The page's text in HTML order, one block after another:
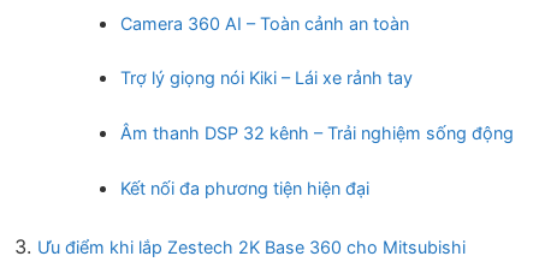
Camera 360 AI – Toàn cảnh an toàn
Trợ lý giọng nói Kiki – Lái xe rảnh tay
Âm thanh DSP 32 kênh – Trải nghiệm sống động
Kết nối đa phương tiện hiện đại
Ưu điểm khi lắp Zestech 2K Base 360 cho Mitsubishi